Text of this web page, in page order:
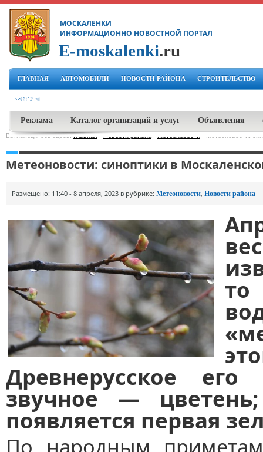
МОСКАЛЕНКИ
ИНФОРМАЦИОННО НОВОСТНОЙ ПОРТАЛ
E-moskalenki.ru
ГЛАВНАЯ АВТОМОБИЛИ НОВОСТИ РАЙОНА СТРОИТЕЛЬСТВО
ФОРУМ
Реклама Каталог организаций и услуг Объявления
Вы находитесь здесь:Главная-Новости района Метеоновости Метеоновости:
Метеоновости: синоптики в
Размещено: 11:40 - 8 апреля, 2023 в рубрике: Метеоновости, Новости района
то
Древнерусское
звучное —
появляется первая
По народным